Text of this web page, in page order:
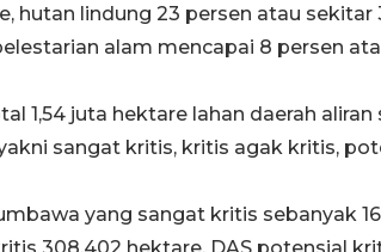
hutan lindung 23 persen atau sekitar
alam mencapai 8 persen
1,54 juta hektare lahan daerah
sangat kritis, kritis agak kritis,
yang sangat kritis sebanyak
308.402 hektare, DAS potensial